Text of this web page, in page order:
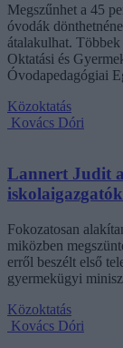
Megszűnhet a 45
óvodák
átalakulhat.
Oktatási és
Óvodapedagógiai
Közoktatás
Kovács Dóri
Lannert Judit
Fokozatosan
miközben
erről beszélt első
gyermekügyi
Közoktatás
Kovács Dóri